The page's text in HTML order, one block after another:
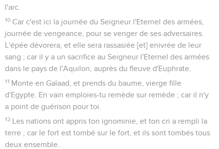
l'arc.
10 Car c'est ici la journée du Seigneur l'Eternel des armées,
journée de vengeance, pour se venger de ses adversaires.
L'épée dévorera, et elle sera rassasiée [et] enivrée de leur
sang ; car il y a un sacrifice au Seigneur l'Eternel des armées
dans le pays de l'Aquilon, auprès du fleuve d'Euphrate.
11 Monte en Galaad, et prends du baume, vierge fille
d'Egypte. En vain emploies-tu remède sur remède ; car il n'y
a point de guérison pour toi.
12 Les nations ont appris ton ignominie, et ton cri a rempli la
terre ; car le fort est tombé sur le fort, et ils sont tombés tous
deux ensemble.